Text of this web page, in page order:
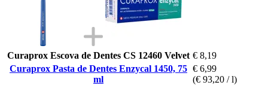
Curaprox Escova de Dentes CS 12460 Velvet € 8,19
Curaprox Pasta de Dentes Enzycal 1450, 75
ml
€ 6,99
(€ 93,20 / l)